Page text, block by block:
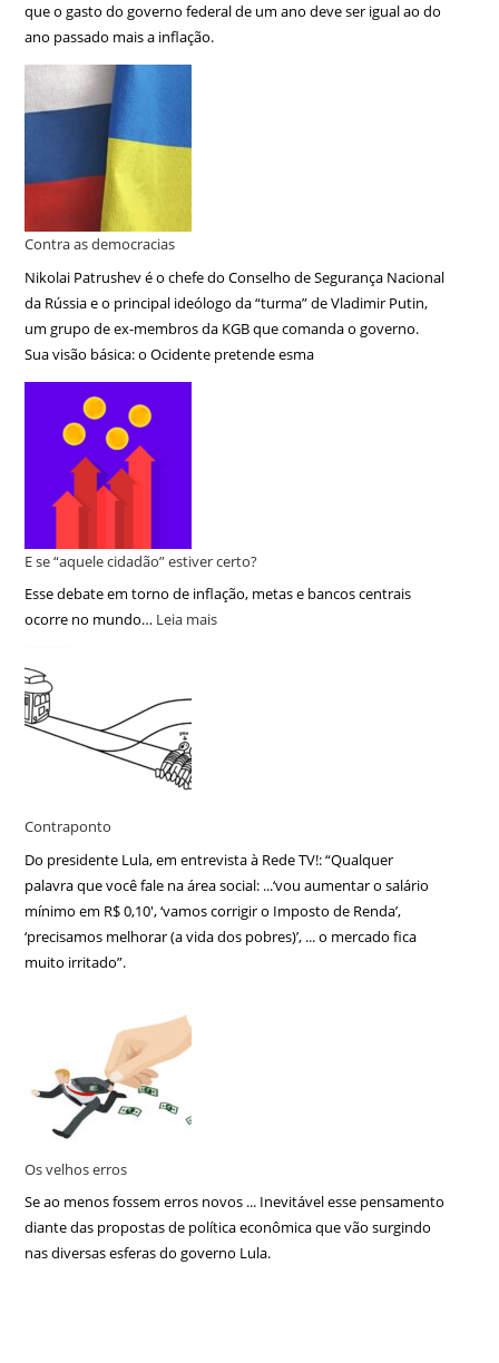
que o gasto do governo federal de um ano deve ser igual ao do
ano passado mais a inflação.
Contra as democracias
Nikolai Patrushev é o chefe do Conselho de Segurança Nacional
da Rússia e o principal ideólogo da “turma” de Vladimir Putin,
um grupo de ex-membros da KGB que comanda o governo.
Sua visão básica: o Ocidente pretende esma
E se “aquele cidadão” estiver certo?
Esse debate em torno de inflação, metas e bancos centrais
ocorre no mundo… Leia mais
Contraponto
Do presidente Lula, em entrevista à Rede TV!: “Qualquer
palavra que você fale na área social: ...‘vou aumentar o salário
mínimo em R$ 0,10′, ‘vamos corrigir o Imposto de Renda’,
‘precisamos melhorar (a vida dos pobres)’, ... o mercado fica
muito irritado”.
Os velhos erros
Se ao menos fossem erros novos ... Inevitável esse pensamento
diante das propostas de política econômica que vão surgindo
nas diversas esferas do governo Lula.